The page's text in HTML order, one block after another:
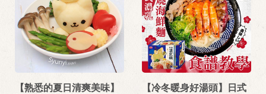
【熟悉的夏日清爽美味】
【冷冬暖身好湯頭】日式